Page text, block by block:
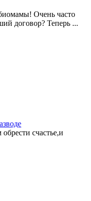
Очень часто
договор? Теперь ...
счастье,и